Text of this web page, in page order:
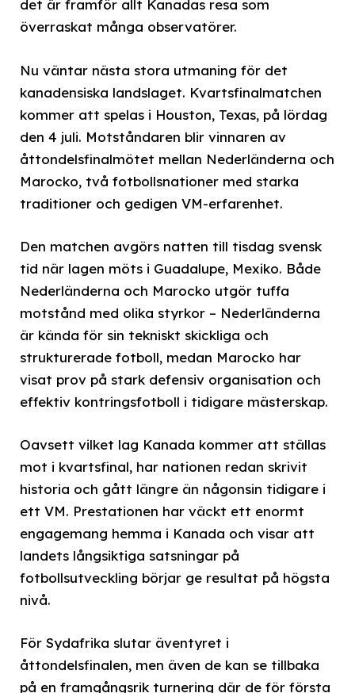
det är framför allt Kanadas resa som
överraskat många observatörer.
Nu väntar nästa stora utmaning för det
kanadensiska landslaget. Kvartsfinalmatchen
kommer att spelas i Houston, Texas, på lördag
den 4 juli. Motståndaren blir vinnaren av
åttondelsfinalmötet mellan Nederländerna och
Marocko, två fotbollsnationer med starka
traditioner och gedigen VM-erfarenhet.
Den matchen avgörs natten till tisdag svensk
tid när lagen möts i Guadalupe, Mexiko. Både
Nederländerna och Marocko utgör tuffa
motstånd med olika styrkor – Nederländerna
är kända för sin tekniskt skickliga och
strukturerade fotboll, medan Marocko har
visat prov på stark defensiv organisation och
effektiv kontringsfotboll i tidigare mästerskap.
Oavsett vilket lag Kanada kommer att ställas
mot i kvartsfinal, har nationen redan skrivit
historia och gått längre än någonsin tidigare i
ett VM. Prestationen har väckt ett enormt
engagemang hemma i Kanada och visar att
landets långsiktiga satsningar på
fotbollsutveckling börjar ge resultat på högsta
nivå.
För Sydafrika slutar äventyret i
åttondelsfinalen, men även de kan se tillbaka
på en framgångsrik turnering där de för första